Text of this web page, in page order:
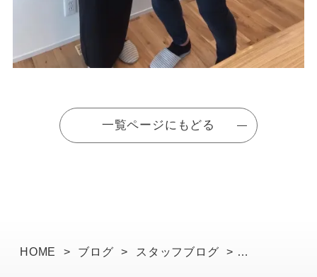
一覧ページにもどる
HOME > ブログ > スタッフブログ
>